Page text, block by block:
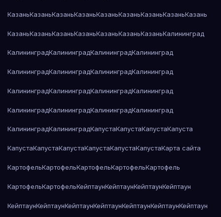
КазаньКазаньКазаньКазаньКазаньКазаньКазаньКазаньКазань
КазаньКазаньКазаньКазаньКазаньКазаньКазаньКалининград
КалининградКалининградКалининградКалининград
КалининградКалининградКалининградКалининград
КалининградКалининградКалининградКалининград
КалининградКалининградКалининградКалининград
КалининградКалининградКапустаКапустаКапустаКапуста
КапустаКапустаКапустаКапустаКапустаКапустаКарта сайта
КартофельКартофельКартофельКартофельКартофель
КартофельКартофельКейптаунКейптаунКейптаунКейптаун
КейптаунКейптаунКейптаунКейптаунКейптаунКейптаунКейптаун